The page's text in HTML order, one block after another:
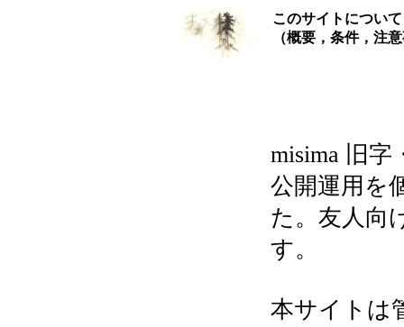
このサイトについて
（概要，条件，注
misima 旧
公開運用を
た。友人向
す。
本サイトは